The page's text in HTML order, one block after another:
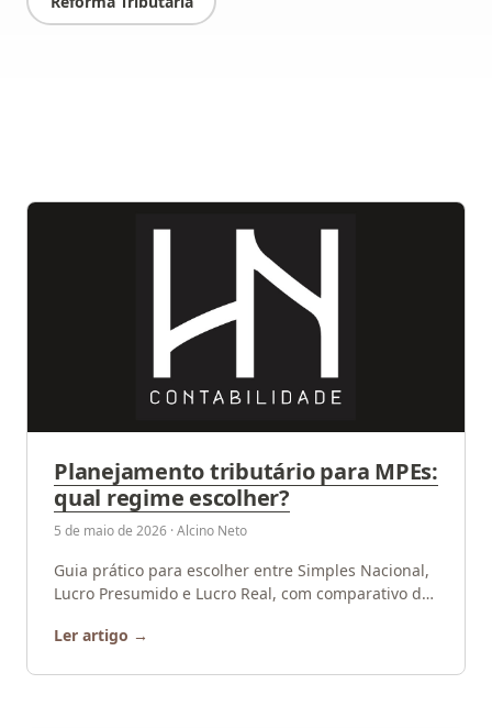
Planejamento tributário para MPEs:
qual regime escolher?
5 de maio de 2026 · Alcino Neto
Guia prático para escolher entre Simples Nacional,
Lucro Presumido e Lucro Real, com comparativo de
HN.
Ler artigo